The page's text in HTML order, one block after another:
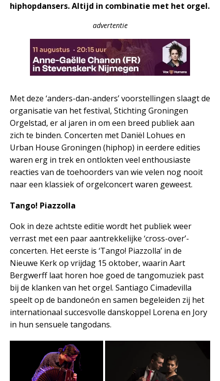
hiphopdansers. Altijd in combinatie met het orgel.
advertentie
Met deze ‘anders-dan-anders’ voorstellingen slaagt de
organisatie van het festival, Stichting Groningen
Orgelstad, er al jaren in om een breed publiek aan
zich te binden. Concerten met Daniël Lohues en
Urban House Groningen (hiphop) in eerdere edities
waren erg in trek en ontlokten veel enthousiaste
reacties van de toehoorders van wie velen nog nooit
naar een klassiek of orgelconcert waren geweest.
Tango! Piazzolla
Ook in deze achtste editie wordt het publiek weer
verrast met een paar aantrekkelijke ‘cross-over’-
concerten. Het eerste is ‘Tango! Piazzolla’ in de
Nieuwe Kerk op vrijdag 15 oktober, waarin Aart
Bergwerff laat horen hoe goed de tangomuziek past
bij de klanken van het orgel. Santiago Cimadevilla
speelt op de bandoneón en samen begeleiden zij het
internationaal succesvolle danskoppel Lorena en Jory
in hun sensuele tangodans.